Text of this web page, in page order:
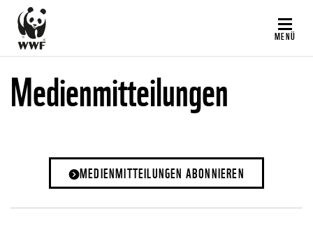
Direkt
zum
Inhalt
MENÜ
Medienmitteilungen
MEDIENMITTEILUNGEN ABONNIEREN